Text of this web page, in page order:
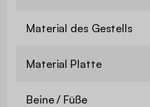
Material des Gestells
Material Platte
Beine / Füße